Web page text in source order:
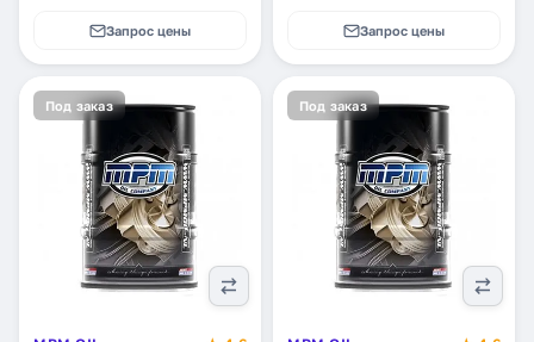
Запрос цены Запрос цены
Под заказ Под заказ